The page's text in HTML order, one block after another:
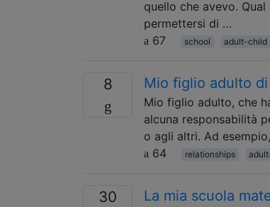
quello che avevo.
permettersi di …
67
school adult-child
8 Mio figlio adulto
Mio figlio adulto, che
alcuna responsabilità
o agli altri. Ad
64
relationships
30
La mia scuola